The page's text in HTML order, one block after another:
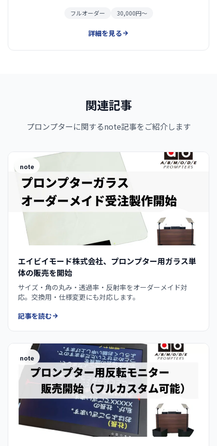
フルオーダー 30,000円〜
詳細を見る
関連記事
プロンプターに関するnote記事をご紹介します
note
エイビイモード株式会社、プロンプター用ガラス単
体の販売を開始
サイズ・角の丸み・透過率・反射率をオーダーメイド対
応。交換用・仕様変更にも対応します。
記事を読む
note